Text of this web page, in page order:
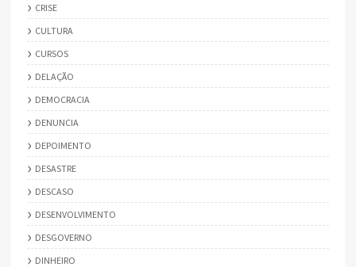
CRISE
CULTURA
CURSOS
DELAÇÃO
DEMOCRACIA
DENUNCIA
DEPOIMENTO
DESASTRE
DESCASO
DESENVOLVIMENTO
DESGOVERNO
DINHEIRO